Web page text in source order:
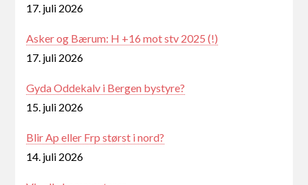
17. juli 2026
Asker og Bærum: H +16 mot stv 2025 (!)
17. juli 2026
Gyda Oddekalv i Bergen bystyre?
15. juli 2026
Blir Ap eller Frp størst i nord?
14. juli 2026